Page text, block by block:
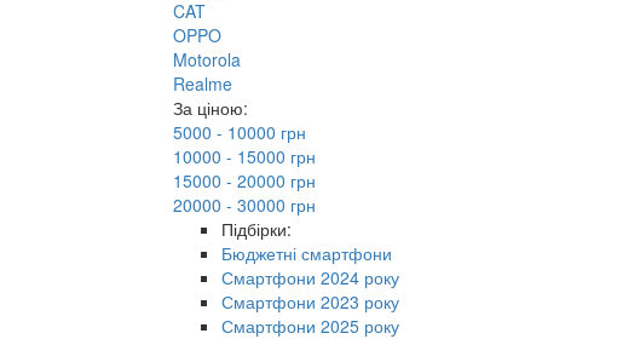
CAT
OPPO
Motorola
Realme
За ціною:
5000 - 10000 грн
10000 - 15000 грн
15000 - 20000 грн
20000 - 30000 грн
Підбірки:
Бюджетні смартфони
Смартфони 2024 року
Смартфони 2023 року
Смартфони 2025 року